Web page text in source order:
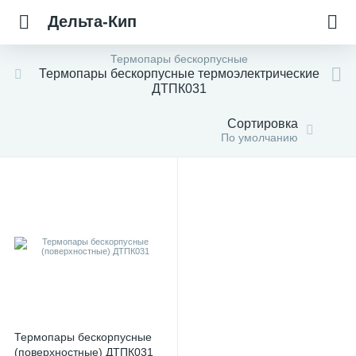
Дельта-Кип
Термопары бескорпусные
Термопары бескорпусные термоэлектрические
ДТПК031
Сортировка
По умолчанию
Термопары бескорпусные
(поверхностные) ДТПК031